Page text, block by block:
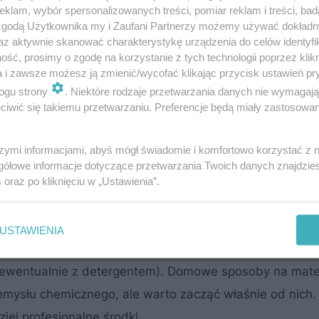
innych środków, które możemy mieć w
trzeba wykonać próbę w mało
z detergentem). Domowe sposoby na
chemicznego, ale warto zacząć właśnie od nich.
wybór spersonalizowanych treści, pomiar reklam i treści,
Użytkownika my i Zaufani Partnerzy możemy używać
aktywnie skanować charakterystykę urządzenia do celów
prosimy o zgodę na korzystanie z tych technologii poprzez
i zawsze możesz ją zmienić/wycofać klikając przycisk ustawień
strony
. Niektóre rodzaje przetwarzania danych nie
się takiemu przetwarzaniu. Preferencje będą miały
informacjami, abyś mógł świadomie i komfortowo korzystać z
informacje dotyczące przetwarzania Twoich danych
oraz po kliknięciu w „Ustawienia”.
USTAWIENIA